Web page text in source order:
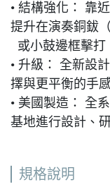
• 結構強化： 靠
提升在演奏銅鈸（
或小鼓邊框擊打
• 升級： 全新設
擇與更平衡的手
• 美國製造： 全
基地進行設計、
規格說明